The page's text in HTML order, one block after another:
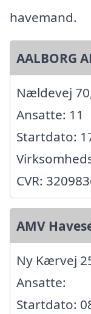
havemand.
AALBORG
Nældevej
Ansatte: 11
Startdato:
CVR:
AMV
Ny Kærvej
Ansatte:
Startdato: